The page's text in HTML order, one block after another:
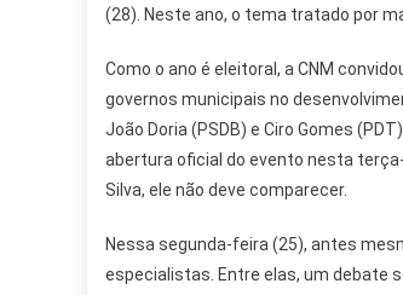
(28). Neste ano, o tema tratado por
Como o ano é eleitoral, a CNM
governos municipais no
João Doria (PSDB) e Ciro Gomes
abertura oficial do evento nesta
Silva, ele não deve comparecer.
Nessa segunda-feira (25), antes
especialistas. Entre elas, um debate